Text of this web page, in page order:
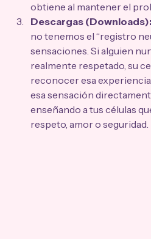
obtiene al mantener el
Descargas (Downloads):
no tenemos el “registro
sensaciones. Si alguien
realmente respetado, su
reconocer esa
esa sensación
enseñando a tus células
respeto, amor o seguridad.